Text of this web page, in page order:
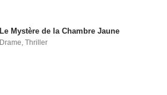
Le Mystère de la Chambre Jaune
Drame,Thriller